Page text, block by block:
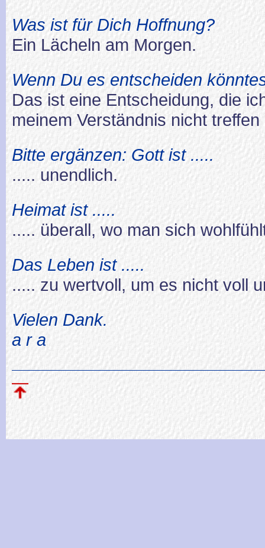
Was ist für Dich Hoffnung?
Ein Lächeln am Morgen.
Wenn Du es entscheiden
Das ist eine Entscheidung, die
meinem Verständnis nicht treffen
Bitte ergänzen: Gott ist .....
..... unendlich.
Heimat ist .....
..... überall, wo man sich
Das Leben ist .....
..... zu wertvoll, um es nicht voll
Vielen Dank.
a r a